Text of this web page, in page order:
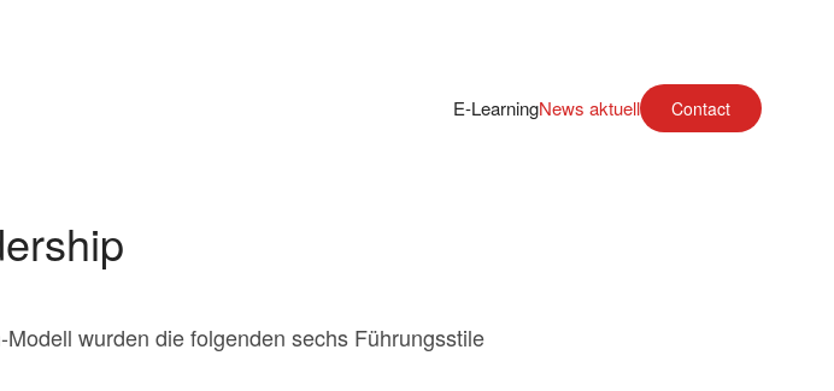
E-LearningNews aktuell Contact
wurden die folgenden sechs Führungsstile